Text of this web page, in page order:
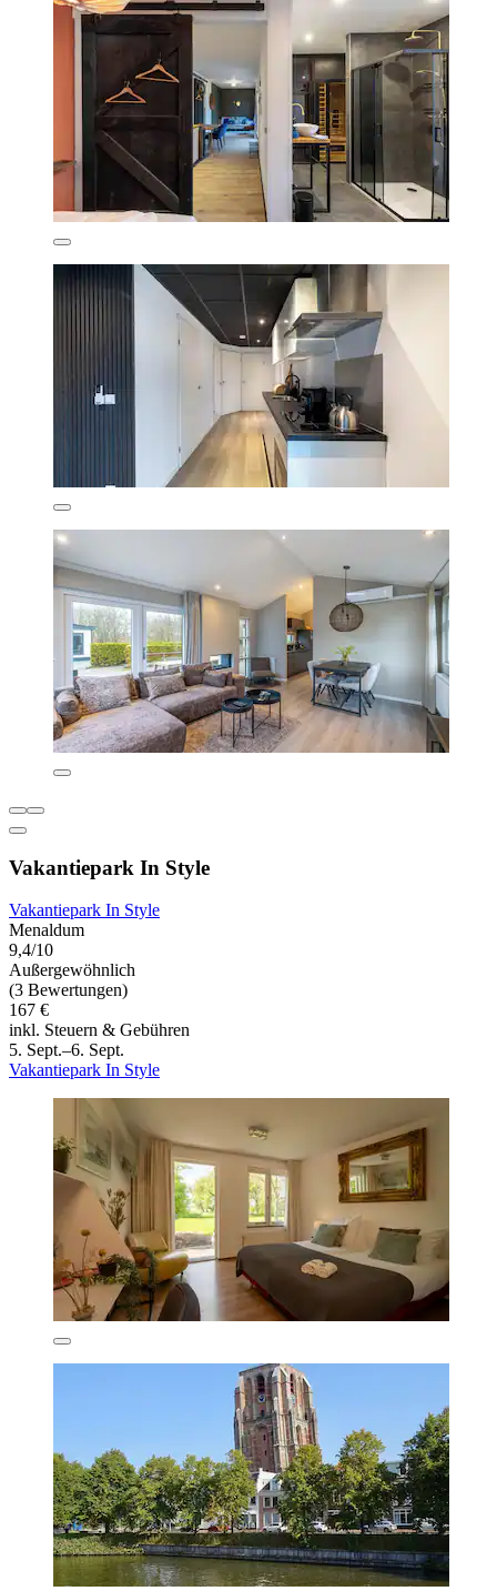
Vakantiepark In Style
Vakantiepark In Style
Menaldum
9,4/10
Außergewöhnlich
(3 Bewertungen)
167 €
inkl. Steuern & Gebühren
5. Sept.–6. Sept.
Vakantiepark In Style